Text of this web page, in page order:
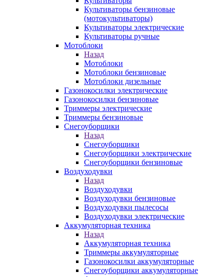
Культиваторы бензиновые
(мотокультиваторы)
Культиваторы электрические
Культиваторы ручные
Мотоблоки
Назад
Мотоблоки
Мотоблоки бензиновые
Мотоблоки дизельные
Газонокосилки электрические
Газонокосилки бензиновые
Триммеры электрические
Триммеры бензиновые
Снегоуборщики
Назад
Снегоуборщики
Снегоуборщики электрические
Снегоуборщики бензиновые
Воздуходувки
Назад
Воздуходувки
Воздуходувки бензиновые
Воздуходувки пылесосы
Воздуходувки электрические
Аккумуляторная техника
Назад
Аккумуляторная техника
Триммеры аккумуляторные
Газонокосилки аккумуляторные
Снегоуборщики аккумуляторные